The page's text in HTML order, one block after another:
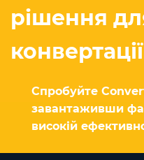
рішення
Спробуйте
завантаживши
високій